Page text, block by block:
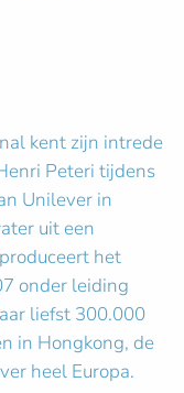
kent zijn intrede
Peteri tijdens
Unilever in
uit een
het
onder leiding
liefst 300.000
in Hongkong, de
heel Europa.